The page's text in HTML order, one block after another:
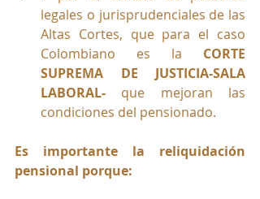
legales o jurisprudenciales de las
Altas Cortes, que para el caso
Colombiano es la CORTE
SUPREMA DE JUSTICIA-SALA
LABORAL- que mejoran las
condiciones del pensionado.
Es importante la reliquidación
pensional porque: